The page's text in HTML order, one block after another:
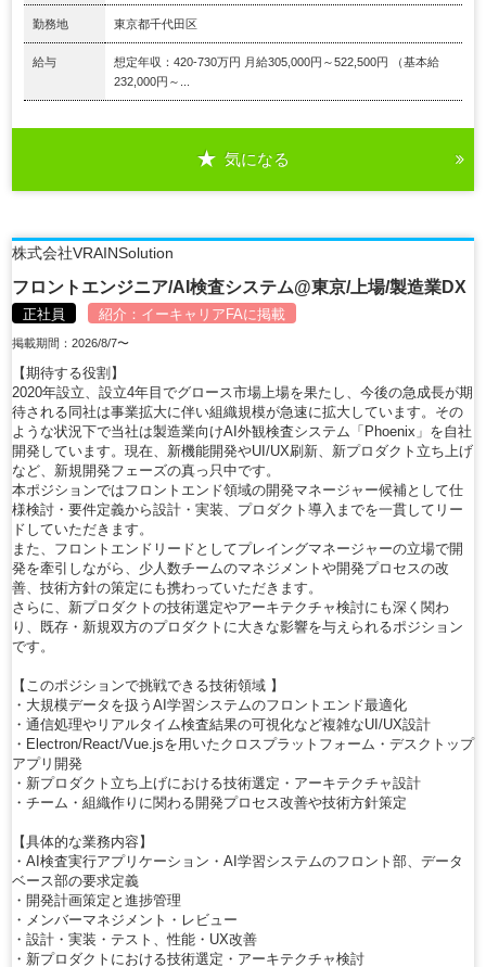
勤務地 東京都千代田区
給与
想定年収：420-730万円 月給305,000円～522,500円 （基本給
232,000円～...
気になる
株式会社VRAINSolution
フロントエンジニア/AI検査システム@東京/上場/製造業DX
正社員 紹介： イーキャリアFAに掲載
掲載期間：2026/8/7〜
【期待する役割】
2020年設立、設立4年目でグロース市場上場を果たし、今後の急成長が期
待される同社は事業拡大に伴い組織規模が急速に拡大しています。その
ような状況下で当社は製造業向けAI外観検査システム「Phoenix」を自社
開発しています。現在、新機能開発やUI/UX刷新、新プロダクト立ち上げ
など、新規開発フェーズの真っ只中です。
本ポジションではフロントエンド領域の開発マネージャー候補として仕
様検討・要件定義から設計・実装、プロダクト導入までを一貫してリー
ドしていただきます。
また、フロントエンドリードとしてプレイングマネージャーの立場で開
発を牽引しながら、少人数チームのマネジメントや開発プロセスの改
善、技術方針の策定にも携わっていただきます。
さらに、新プロダクトの技術選定やアーキテクチャ検討にも深く関わ
り、既存・新規双方のプロダクトに大きな影響を与えられるポジション
です。
【このポジションで挑戦できる技術領域 】
・大規模データを扱うAI学習システムのフロントエンド最適化
・通信処理やリアルタイム検査結果の可視化など複雑なUI/UX設計
・Electron/React/Vue.jsを用いたクロスプラットフォーム・デスクトップ
アプリ開発
・新プロダクト立ち上げにおける技術選定・アーキテクチャ設計
・チーム・組織作りに関わる開発プロセス改善や技術方針策定
【具体的な業務内容】
・AI検査実行アプリケーション・AI学習システムのフロント部、データ
ベース部の要求定義
・開発計画策定と進捗管理
・メンバーマネジメント・レビュー
・設計・実装・テスト、性能・UX改善
・新プロダクトにおける技術選定・アーキテクチャ検討